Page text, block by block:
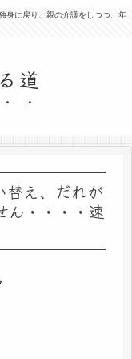
身に戻り、親の介護をしつつ、年
道
替え、だれが
ん・・・・速